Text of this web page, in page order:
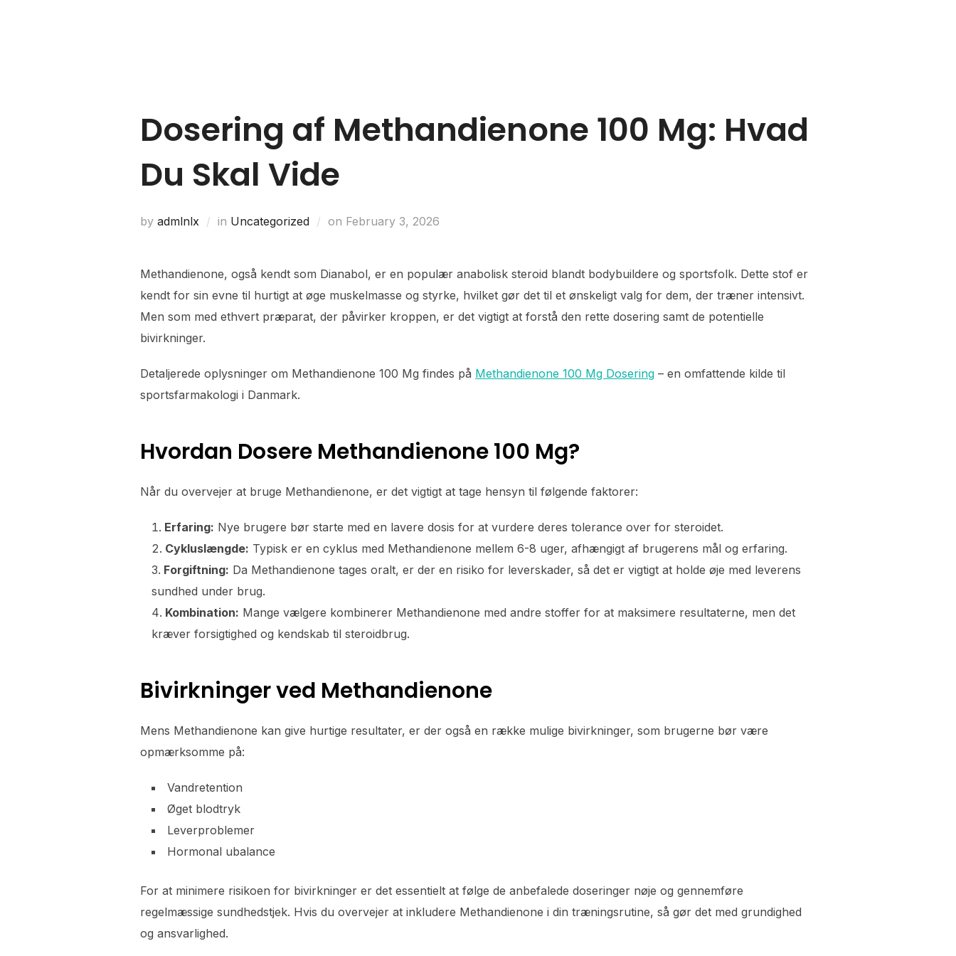
Dosering af Methandienone 100 Mg: Hvad
Du Skal Vide
by admlnlx in Uncategorized on February 3, 2026
Methandienone, også kendt som Dianabol, er en populær anabolisk steroid blandt bodybuildere og sportsfolk. Dette stof er
kendt for sin evne til hurtigt at øge muskelmasse og styrke, hvilket gør det til et ønskeligt valg for dem, der træner intensivt.
Men som med ethvert præparat, der påvirker kroppen, er det vigtigt at forstå den rette dosering samt de potentielle
bivirkninger.
Detaljerede oplysninger om Methandienone 100 Mg findes på Methandienone 100 Mg Dosering – en omfattende kilde til
sportsfarmakologi i Danmark.
Hvordan Dosere Methandienone 100 Mg?
Når du overvejer at bruge Methandienone, er det vigtigt at tage hensyn til følgende faktorer:
Erfaring: Nye brugere bør starte med en lavere dosis for at vurdere deres tolerance over for steroidet.
Cykluslængde: Typisk er en cyklus med Methandienone mellem 6-8 uger, afhængigt af brugerens mål og erfaring.
Forgiftning: Da Methandienone tages oralt, er der en risiko for leverskader, så det er vigtigt at holde øje med leverens
sundhed under brug.
Kombination: Mange vælgere kombinerer Methandienone med andre stoffer for at maksimere resultaterne, men det
kræver forsigtighed og kendskab til steroidbrug.
Bivirkninger ved Methandienone
Mens Methandienone kan give hurtige resultater, er der også en række mulige bivirkninger, som brugerne bør være
opmærksomme på:
Vandretention
Øget blodtryk
Leverproblemer
Hormonal ubalance
For at minimere risikoen for bivirkninger er det essentielt at følge de anbefalede doseringer nøje og gennemføre
regelmæssige sundhedstjek. Hvis du overvejer at inkludere Methandienone i din træningsrutine, så gør det med grundighed
og ansvarlighed.